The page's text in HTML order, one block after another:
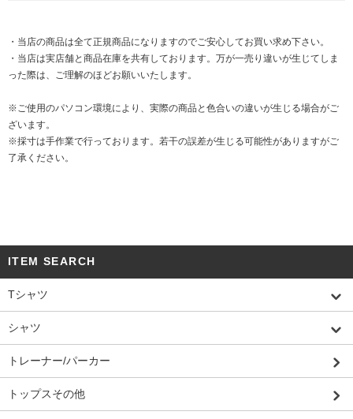
・当店の商品は全て正規商品になりますのでご安心してお買い求め下さい。
・当店は実店舗と商品在庫を共有しております。万が一売り違いが生じてしま
った際は、ご理解のほどお願いいたします。
※ご使用のパソコン環境により、実際の商品と色合いの違いが生じる場合がご
ざいます。
※採寸は手作業で行っております。若干の誤差が生じる可能性がありますがご
了承ください。
ITEM SEARCH
Tシャツ
シャツ
トレーナー/パーカー
トップスその他